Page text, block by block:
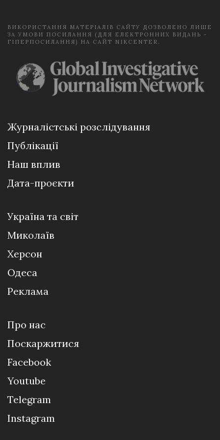
ВИКОРИСТАННЯ МАТЕРІАЛІВ САЙТУ ДОЗВОЛЕНО ЛИШЕ
ЗА УМОВИ ПОСИЛАННЯ (ДЛЯ ЕЛЕКТРОННИХ ВИДАНЬ -
ГІПЕРПОСИЛАННЯ) НА САЙТ NIKCENTER.
Журналістські розслідування
Публікації
Наш вплив
Дата-проєкти
Україна та світ
Миколаїв
Херсон
Одеса
Реклама
Про нас
Поскаржитися
Facebook
Youtube
Telegram
Instagram